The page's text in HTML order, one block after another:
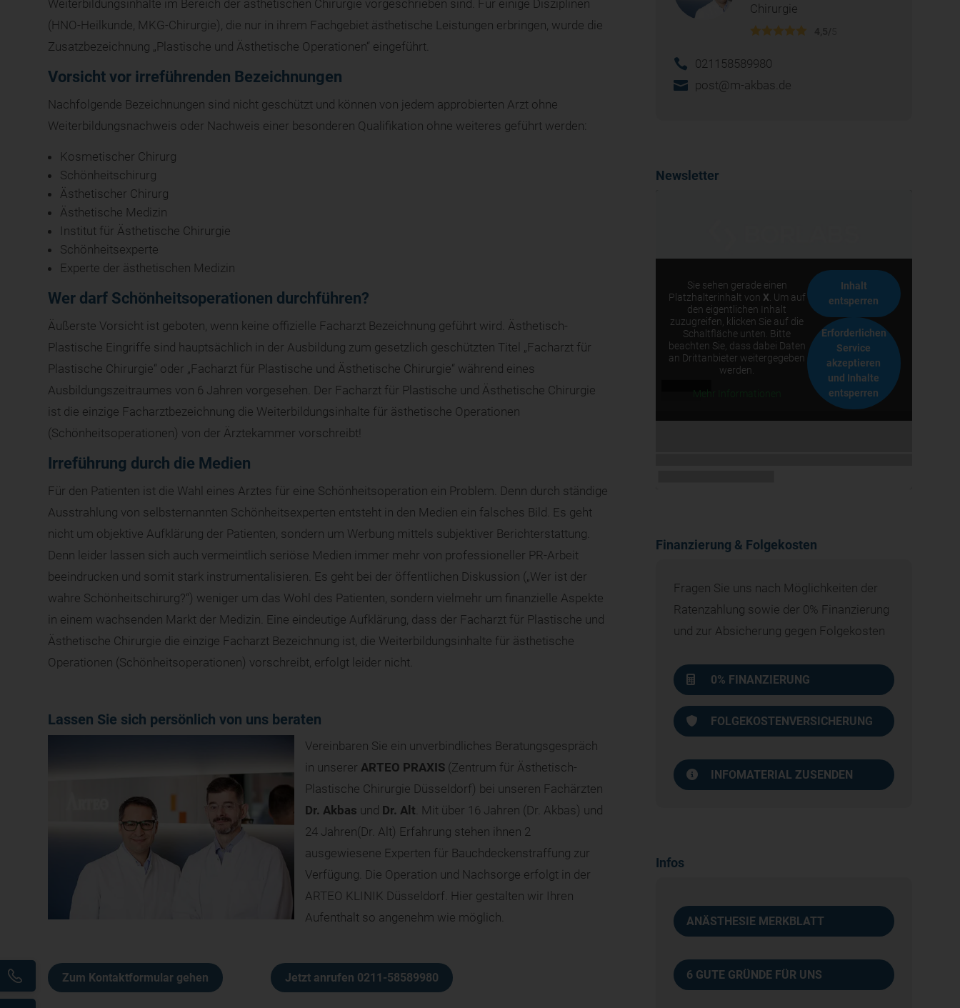
Weiterbildungsinhalte im Bereich der ästhetischen Chirurgie vorgeschrieben sind. Für einige Disziplinen
(HNO-Heilkunde, MKG-Chirurgie), die nur in ihrem Fachgebiet ästhetische Leistungen erbringen, wurde die
Zusatzbezeichnung „Plastische und Ästhetische Operationen“ eingeführt.
Vorsicht vor irreführenden Bezeichnungen
Nachfolgende Bezeichnungen sind nicht geschützt und können von jedem approbierten Arzt ohne
Weiterbildungsnachweis oder Nachweis einer besonderen Qualifikation ohne weiteres geführt werden:
Kosmetischer Chirurg
Schönheitschirurg
Ästhetischer Chirurg
Ästhetische Medizin
Institut für Ästhetische Chirurgie
Schönheitsexperte
Experte der ästhetischen Medizin
Wer darf Schönheitsoperationen durchführen?
Äußerste Vorsicht ist geboten, wenn keine offizielle Facharzt Bezeichnung geführt wird. Ästhetisch-
Plastische Eingriffe sind hauptsächlich in der Ausbildung zum gesetzlich geschützten Titel „Facharzt für
Plastische Chirurgie“ oder „Facharzt für Plastische und Ästhetische Chirurgie“ während eines
Ausbildungszeitraumes von 6 Jahren vorgesehen. Der Facharzt für Plastische und Ästhetische Chirurgie
ist die einzige Facharztbezeichnung die Weiterbildungsinhalte für ästhetische Operationen
(Schönheitsoperationen) von der Ärztekammer vorschreibt!
Irreführung durch die Medien
Für den Patienten ist die Wahl eines Arztes für eine Schönheitsoperation ein Problem. Denn durch ständige
Ausstrahlung von selbsternannten Schönheitsexperten entsteht in den Medien ein falsches Bild. Es geht
nicht um objektive Aufklärung der Patienten, sondern um Werbung mittels subjektiver Berichterstattung.
Denn leider lassen sich auch vermeintlich seriöse Medien immer mehr von professioneller PR-Arbeit
beeindrucken und somit stark instrumentalisieren. Es geht bei der öffentlichen Diskussion („Wer ist der
wahre Schönheitschirurg?“) weniger um das Wohl des Patienten, sondern vielmehr um finanzielle Aspekte
in einem wachsenden Markt der Medizin. Eine eindeutige Aufklärung, dass der Facharzt für Plastische und
Ästhetische Chirurgie die einzige Facharzt Bezeichnung ist, die Weiterbildungsinhalte für ästhetische
Operationen (Schönheitsoperationen) vorschreibt, erfolgt leider nicht.
Lassen Sie sich persönlich von uns beraten
Vereinbaren Sie ein unverbindliches Beratungsgespräch
in unserer ARTEO PRAXIS (Zentrum für Ästhetisch-
Plastische Chirurgie Düsseldorf) bei unseren Fachärzten
Dr. Akbas und Dr. Alt . Mit über 16 Jahren (Dr. Akbas) und
24 Jahren(Dr. Alt) Erfahrung stehen ihnen 2
ausgewiesene Experten für Bauchdeckenstraffung zur
Verfügung. Die Operation und Nachsorge erfolgt in der
ARTEO KLINIK Düsseldorf. Hier gestalten wir Ihren
Aufenthalt so angenehm wie möglich.
Zum Kontaktformular gehen Jetzt anrufen 0211-58589980
Chirurgie
021158589980
post@m-akbas.de
Newsletter
Sie sehen gerade einen
Platzhalterinhalt von X. Um auf
den eigentlichen Inhalt
zuzugreifen, klicken Sie auf die
Schaltfläche unten. Bitte
beachten Sie, dass dabei Daten
an Drittanbieter weitergegeben
werden.
Mehr Informationen
Inhalt
entsperren
Erforderlichen
Service
akzeptieren
und Inhalte
entsperren
Finanzierung & Folgekosten
Fragen Sie uns nach Möglichkeiten der
Ratenzahlung sowie der 0% Finanzierung
und zur Absicherung gegen Folgekosten
0% FINANZIERUNG
FOLGEKOSTENVERSICHERUNG
INFOMATERIAL ZUSENDEN
Infos
ANÄSTHESIE MERKBLATT
6 GUTE GRÜNDE FÜR UNS